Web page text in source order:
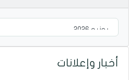
أخبار وإعلانات